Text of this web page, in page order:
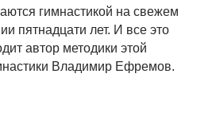
гимнастикой на свежем
пятнадцати лет. И все это
автор методики этой
Владимир Ефремов.